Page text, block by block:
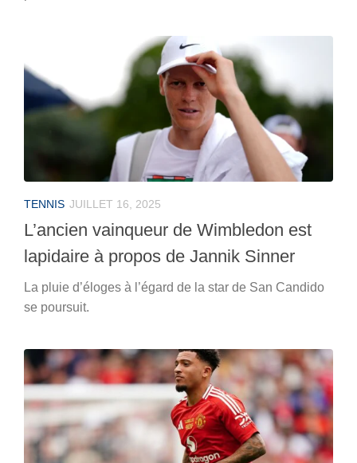
TENNIS JUILLET 16, 2025
L’ancien vainqueur de Wimbledon est
lapidaire à propos de Jannik Sinner
La pluie d’éloges à l’égard de la star de San Candido
se poursuit.